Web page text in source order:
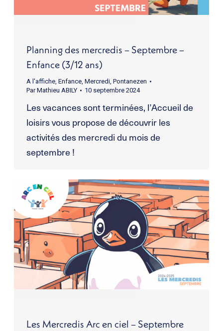
Planning des mercredis – Septembre –
Enfance (3/12 ans)
A l'affiche, Enfance, Mercredi, Pontanezen
ParMathieu ABILY 10 septembre 2024
Les vacances sont terminées, l’Accueil de
loisirs vous propose de découvrir les
activités des mercredi du mois de
septembre !
Les Mercredis Arc en ciel – Septembre